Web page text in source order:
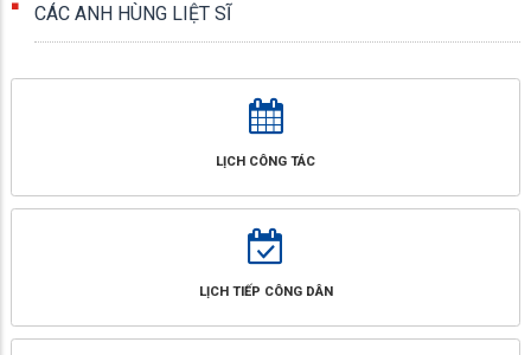
CÁC ANH HÙNG LIỆT SĨ
LỊCH CÔNG TÁC
LỊCH TIẾP CÔNG DÂN